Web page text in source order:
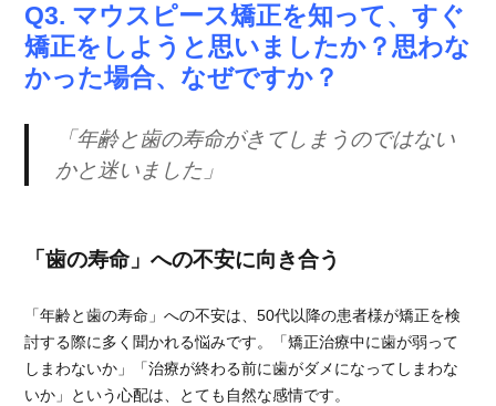
Q3. マウスピース矯正を知って、すぐ
矯正をしようと思いましたか？思わな
かった場合、なぜですか？
「年齢と歯の寿命がきてしまうのではない
かと迷いました」
「歯の寿命」への不安に向き合う
「年齢と歯の寿命」への不安は、50代以降の患者様が矯正を検
討する際に多く聞かれる悩みです。「矯正治療中に歯が弱って
しまわないか」「治療が終わる前に歯がダメになってしまわな
いか」という心配は、とても自然な感情です。